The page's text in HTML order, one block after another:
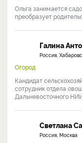
Ольга занимается
преобразует
Галина
Россия,
Огород
Кандидат
сотрудник отдела
Дальневосточного
Светлана
Россия, Москва